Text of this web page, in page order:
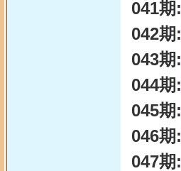
041期:
042期:
043期:
044期:
045期:
046期:
047期: